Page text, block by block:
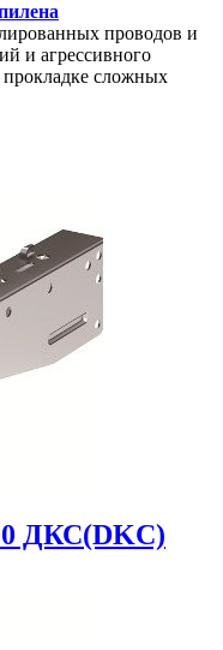
проводов и
и агрессивного
сложных
ДКС(DKC)